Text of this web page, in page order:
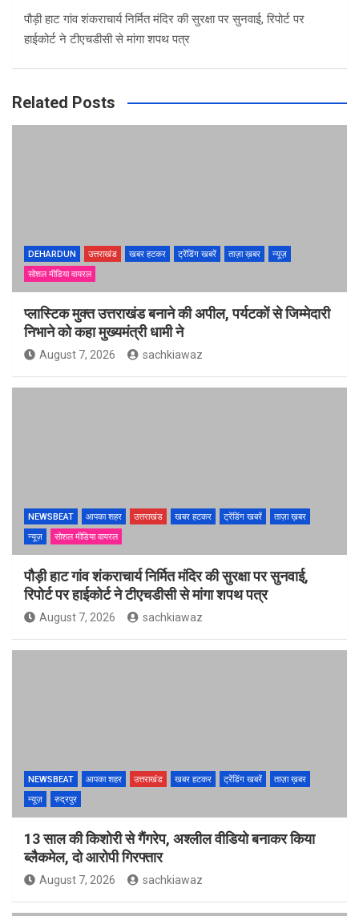
पौड़ी हाट गांव शंकराचार्य निर्मित मंदिर की सुरक्षा पर सुनवाई, रिपोर्ट पर
हाईकोर्ट ने टीएचडीसी से मांगा शपथ पत्र
Related Posts
DEHARDUN उत्तराखंड खबर हटकर ट्रेंडिंग खबरें ताज़ा ख़बर
न्यूज़
सोशल मीडिया वायरल
प्लास्टिक मुक्त उत्तराखंड बनाने की अपील, पर्यटकों से जिम्मेदारी
निभाने को कहा मुख्यमंत्री धामी ने
August 7, 2026 sachkiawaz
NEWSBEAT आपका शहर उत्तराखंड खबर हटकर ट्रेंडिंग खबरें
ताज़ा ख़बर
न्यूज़
सोशल मीडिया वायरल
पौड़ी हाट गांव शंकराचार्य निर्मित मंदिर की सुरक्षा पर सुनवाई,
रिपोर्ट पर हाईकोर्ट ने टीएचडीसी से मांगा शपथ पत्र
August 7, 2026 sachkiawaz
NEWSBEAT आपका शहर उत्तराखंड खबर हटकर ट्रेंडिंग खबरें
ताज़ा ख़बर
न्यूज़
रुद्रपुर
13 साल की किशोरी से गैंगरेप, अश्लील वीडियो बनाकर किया
ब्लैकमेल, दो आरोपी गिरफ्तार
August 7, 2026 sachkiawaz